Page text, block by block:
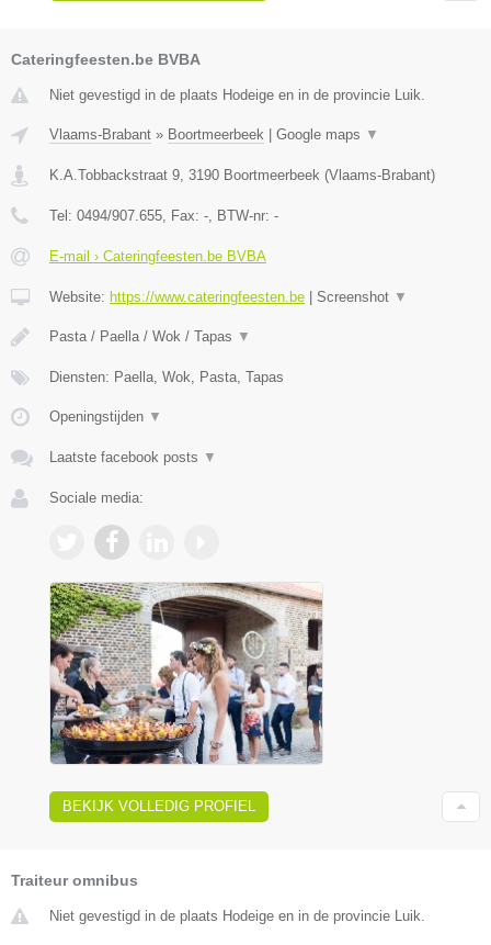
Cateringfeesten.be BVBA
Niet gevestigd in de plaats Hodeige en in de provincie Luik.
Vlaams-Brabant » Boortmeerbeek Google maps ▼
K.A.Tobbackstraat 9 3190 Boortmeerbeek (Vlaams-Brabant)
Tel: 0494/907.655 , Fax: - , BTW-nr: -
E-mail › Cateringfeesten.be BVBA
Website: https://www.cateringfeesten.be Screenshot ▼
Pasta / Paella / Wok / Tapas ▼
Diensten: Paella, Wok, Pasta, Tapas
Openingstijden ▼
Laatste facebook posts ▼
Sociale media:
BEKIJK VOLLEDIG PROFIEL
Traiteur omnibus
Niet gevestigd in de plaats Hodeige en in de provincie Luik.